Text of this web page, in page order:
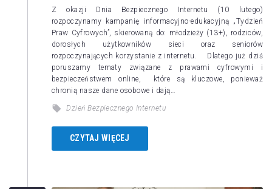
Z okazji Dnia Bezpiecznego Internetu (10 lutego)
rozpoczynamy kampanię informacyjno-edukacyjną „Tydzień
Praw Cyfrowych”, skierowaną do: młodzieży (13+), rodziców,
dorosłych użytkowników sieci oraz seniorów
rozpoczynających korzystanie z internetu. Dlatego już dziś
poruszamy tematy związane z prawami cyfrowymi i
bezpieczeństwem online, które są kluczowe, ponieważ
chronią nasze dane osobowe i dają…
Dzień Bezpiecznego Internetu
CZYTAJ WIĘCEJ